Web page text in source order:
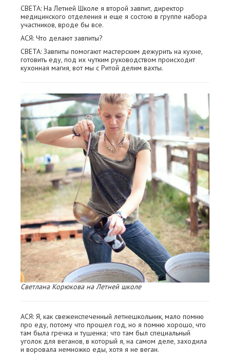
СВЕТА: На Летней Школе я второй завпит, директор
медицинского отделения и еще я состою в группе набора
участников, вроде бы все.
АСЯ: Что делают завпиты?
СВЕТА: Завпиты помогают мастерским дежурить на кухне,
готовить еду, под их чутким руководством происходит
кухонная магия, вот мы с Ритой делим вахты.
Светлана Корюкова на Летней школе
АСЯ: Я, как свежеиспеченный летнешкольник, мало помню
про еду, потому что прошел год, но я помню хорошо, что
там была гречка и тушенка; что там был специальный
уголок для веганов, в который я, на самом деле, заходила
и воровала немножко еды, хотя я не веган.